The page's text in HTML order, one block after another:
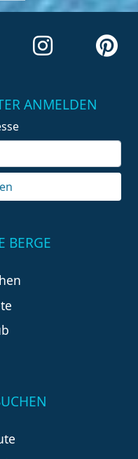
ANMELDEN
BERGE